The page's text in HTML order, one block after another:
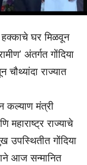
हक्काचे घर मिळवून
अंतर्गत गोंदिया
चौथ्यांदा राज्यात
कल्याण मंत्री
महाराष्ट्र राज्याचे
उपस्थितीत गोंदिया
आज सन्मानित